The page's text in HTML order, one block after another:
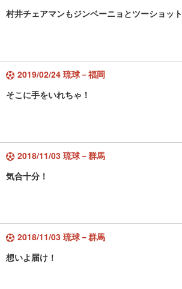
村井チェアマンもジンベーニョとツーショット
2019/02/24 琉球－福岡
そこに手をいれちゃ！
2018/11/03 琉球－群馬
気合十分！
2018/11/03 琉球－群馬
想いよ届け！